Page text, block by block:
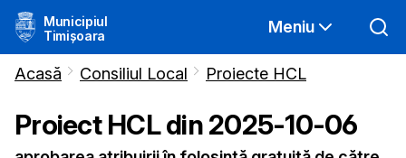
Municipiul
Timișoara
Meniu
Acasă Consiliul Local Proiecte HCL
Proiect HCL din2025-10-06